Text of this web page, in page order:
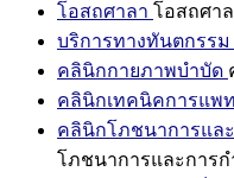
โอสถศาลา โอสถศา
บริการทางทันตกรรม
คลินิกกายภาพบำบัด
คลินิกเทคนิคการแพ
คลินิกโภชนาการแล
โภชนาการและการ